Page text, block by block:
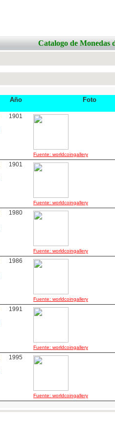
Catalogo de Monedas
Año Foto
1901
Fuente: worldcoingallery
1901
Fuente: worldcoingallery
1980
Fuente: worldcoingallery
1986
Fuente: worldcoingallery
1991
Fuente: worldcoingallery
1995
Fuente: worldcoingallery